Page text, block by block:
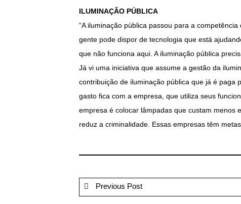
ILUMINAÇÃO PÚBLICA
“A iluminação pública passou para a
gente pode dispor de tecnologia que está
que não funciona aqui. A iluminação pública
Já vi uma iniciativa que assume a gestão da
contribuição de iluminação pública que já é paga
gasto fica com a empresa, que utiliza seus
empresa é colocar lâmpadas que custam menos
reduz a criminalidade. Essas empresas têm
Previous Post